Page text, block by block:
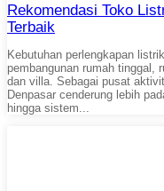
Rekomendasi Toko
Terbaik
Kebutuhan perlengkapan
pembangunan rumah tinggal,
dan villa. Sebagai pusat
Denpasar cenderung lebih
hingga sistem...